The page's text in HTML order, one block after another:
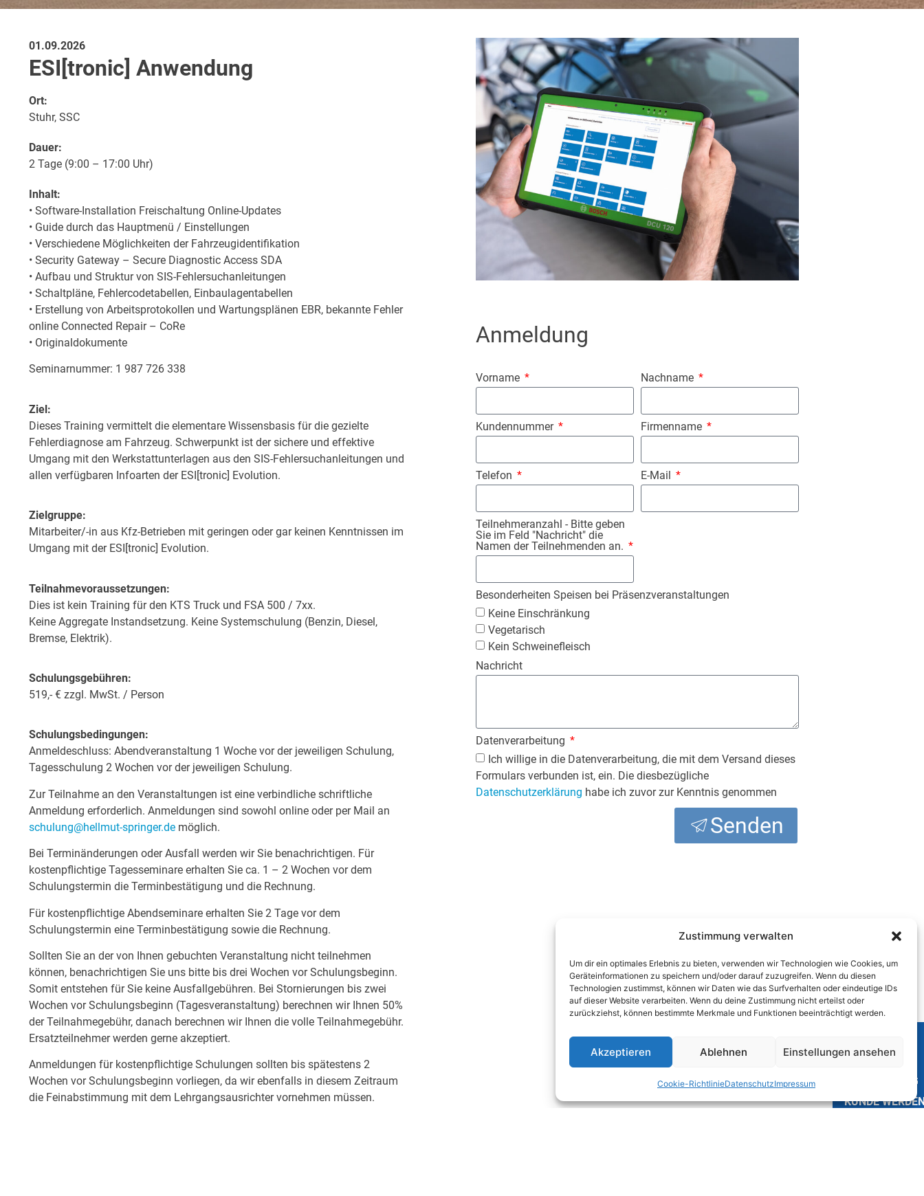
Zustimmung verwalten
Um dir ein optimales Erlebnis zu bieten, verwenden wir Technologien wie Cookies, um
Geräteinformationen zu speichern und/oder darauf zuzugreifen. Wenn du diesen
Technologien zustimmst, können wir Daten wie das Surfverhalten oder eindeutige IDs
auf dieser Website verarbeiten. Wenn du deine Zustimmung nicht erteilst oder
zurückziehst, können bestimmte Merkmale und Funktionen beeinträchtigt werden.
Akzeptieren Ablehnen Einstellungen ansehen
Cookie-RichtlinieDatenschutzImpressum
01.09.2026
ESI[tronic] Anwendung
Ort:
Stuhr, SSC
Dauer:
2 Tage (9:00 – 17:00 Uhr)
Inhalt:
• Software-Installation Freischaltung Online-Updates
• Guide durch das Hauptmenü / Einstellungen
• Verschiedene Möglichkeiten der Fahrzeugidentifikation
• Security Gateway – Secure Diagnostic Access SDA
• Aufbau und Struktur von SIS-Fehlersuchanleitungen
• Schaltpläne, Fehlercodetabellen, Einbaulagentabellen
• Erstellung von Arbeitsprotokollen und Wartungsplänen EBR, bekannte Fehler
online Connected Repair – CoRe
• Originaldokumente
Seminarnummer: 1 987 726 338
Ziel:
Dieses Training vermittelt die elementare Wissensbasis für die gezielte
Fehlerdiagnose am Fahrzeug. Schwerpunkt ist der sichere und effektive
Umgang mit den Werkstattunterlagen aus den SIS-Fehlersuchanleitungen und
allen verfügbaren Infoarten der ESI[tronic] Evolution.
Zielgruppe:
Mitarbeiter/-in aus Kfz-Betrieben mit geringen oder gar keinen Kenntnissen im
Umgang mit der ESI[tronic] Evolution.
Teilnahmevoraussetzungen:
Dies ist kein Training für den KTS Truck und FSA 500 / 7xx.
Keine Aggregate Instandsetzung. Keine Systemschulung (Benzin, Diesel,
Bremse, Elektrik).
Schulungsgebühren:
519,- € zzgl. MwSt. / Person
Schulungsbedingungen:
Anmeldeschluss: Abendveranstaltung 1 Woche vor der jeweiligen Schulung,
Tagesschulung 2 Wochen vor der jeweiligen Schulung.
Zur Teilnahme an den Veranstaltungen ist eine verbindliche schriftliche
Anmeldung erforderlich. Anmeldungen sind sowohl online oder per Mail an
schulung@hellmut-springer.de möglich.
Bei Terminänderungen oder Ausfall werden wir Sie benachrichtigen. Für
kostenpflichtige Tagesseminare erhalten Sie ca. 1 – 2 Wochen vor dem
Schulungstermin die Terminbestätigung und die Rechnung.
Für kostenpflichtige Abendseminare erhalten Sie 2 Tage vor dem
Schulungstermin eine Terminbestätigung sowie die Rechnung.
Sollten Sie an der von Ihnen gebuchten Veranstaltung nicht teilnehmen
können, benachrichtigen Sie uns bitte bis drei Wochen vor Schulungsbeginn.
Somit entstehen für Sie keine Ausfallgebühren. Bei Stornierungen bis zwei
Wochen vor Schulungsbeginn (Tagesveranstaltung) berechnen wir Ihnen 50%
der Teilnahmegebühr, danach berechnen wir Ihnen die volle Teilnahmegebühr.
Ersatzteilnehmer werden gerne akzeptiert.
Anmeldungen für kostenpflichtige Schulungen sollten bis spätestens 2
Wochen vor Schulungsbeginn vorliegen, da wir ebenfalls in diesem Zeitraum
die Feinabstimmung mit dem Lehrgangsausrichter vornehmen müssen.
Anmeldung
Vorname Nachname
Kundennummer Firmenname
Telefon E-Mail
Teilnehmeranzahl - Bitte geben
Sie im Feld "Nachricht" die
Namen der Teilnehmenden an.
Besonderheiten Speisen bei Präsenzveranstaltungen
Keine Einschränkung
Vegetarisch
Kein Schweinefleisch
Nachricht
Datenverarbeitung
Ich willige in die Datenverarbeitung, die mit dem Versand dieses
Formulars verbunden ist, ein. Die diesbezügliche
Datenschutzerklärung habe ich zuvor zur Kenntnis genommen
Senden
JOBS
AUSBILDUNG
KUNDE